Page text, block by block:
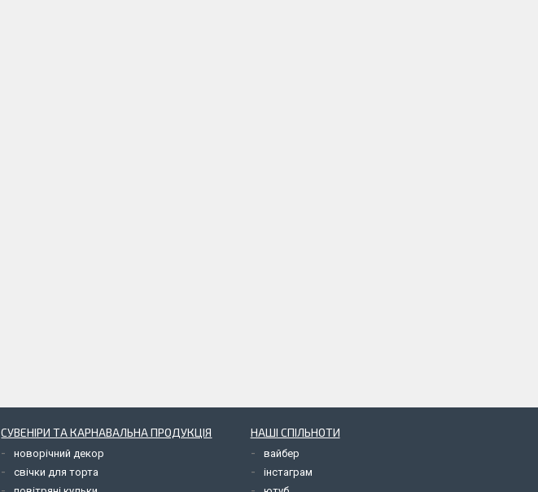
СУВЕНІРИ ТА КАРНАВАЛЬНА ПРОДУКЦІЯ
новорічний декор
свічки для торта
НАШІ СПІЛЬНОТИ
вайбер
інстаграм